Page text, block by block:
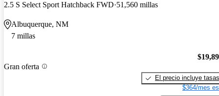
2.5 S Select Sport Hatchback FWD 51,560 millas
Albuquerque, NM
7 millas
Gran oferta
El precio incluye tasas
$364/mes